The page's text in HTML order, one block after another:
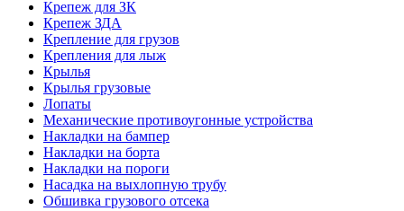
Крепеж для ЗК
Крепеж ЗДА
Крепление для грузов
Крепления для лыж
Крылья
Крылья грузовые
Лопаты
Механические противоугонные устройства
Накладки на бампер
Накладки на борта
Накладки на пороги
Насадка на выхлопную трубу
Обшивка грузового отсека